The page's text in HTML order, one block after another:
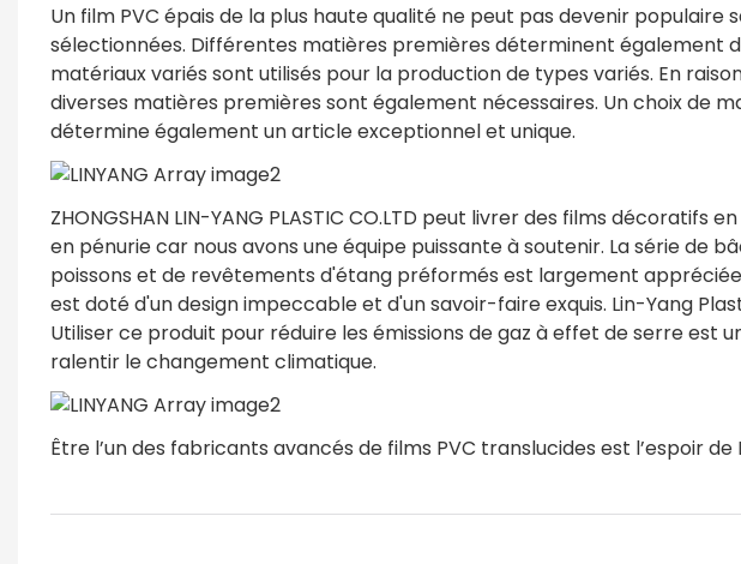
Un film PVC épais de la plus haute qualité ne peut pas devenir populaire
sélectionnées. Différentes matières premières déterminent également
matériaux variés sont utilisés pour la production de types variés. En
diverses matières premières sont également nécessaires. Un choix de
détermine également un article exceptionnel et unique.
ZHONGSHAN LIN-YANG PLASTIC CO.LTD peut livrer des films
en pénurie car nous avons une équipe puissante à soutenir. La série de
poissons et de revêtements d'étang préformés est largement
est doté d'un design impeccable et d'un savoir-faire exquis. Lin-Yang
Utiliser ce produit pour réduire les émissions de gaz à effet de serre est
ralentir le changement climatique.
Être l’un des fabricants avancés de films PVC translucides est l’espoir de